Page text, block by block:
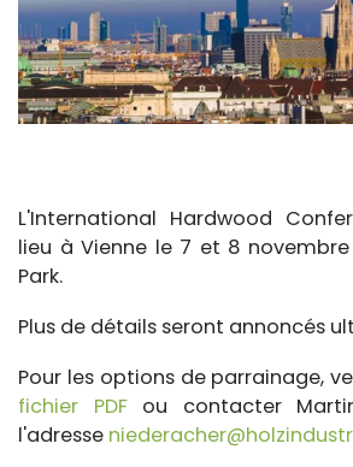
L'International Hardwood
lieu à Vienne le 7 et 8
Park.
Plus de détails seront annoncés
Pour les options de parrainage,
fichier PDFou contacter
l'adresse